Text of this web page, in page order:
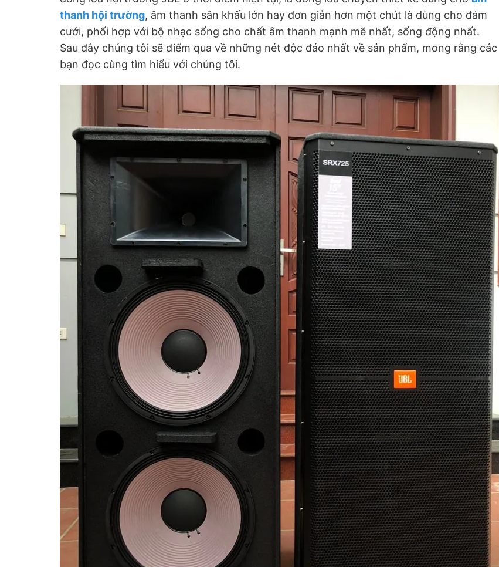
thanh hội trường, âm thanh sân khấu lớn hay đơn giản hơn một chút là dùng cho đám
cưới, phối hợp với bộ nhạc sống cho chất âm thanh mạnh mẽ nhất, sống động nhất.
Sau đây chúng tôi sẽ điểm qua về những nét độc đáo nhất về sản phẩm, mong rằng các
bạn đọc cùng tìm hiểu với chúng tôi.